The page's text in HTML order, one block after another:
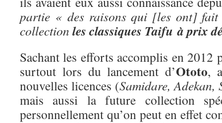
partie « des raisons qui [les ont]
collection les classiques Taifu à prix
Sachant les efforts accomplis en 2012
surtout lors du lancement d’Ototo,
nouvelles licences (Samidare,
mais aussi la future collection
personnellement qu’on peut en effet